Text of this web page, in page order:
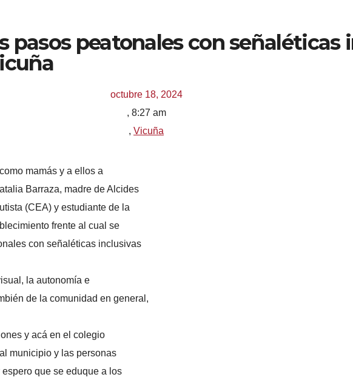
pasos peatonales con señaléticas
octubre 18, 2024
, 8:27 am
, Vicuña
mamás y a ellos a
Barraza, madre de Alcides
(CEA) y estudiante de la
frente al cual se
con señaléticas inclusivas
la autonomía e
de la comunidad en general,
y acá en el colegio
municipio y las personas
que se eduque a los